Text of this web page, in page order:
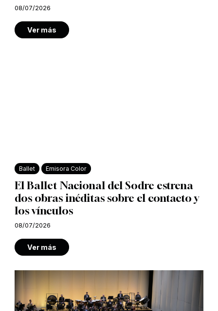
08/07/2026
Ver más
Ballet Emisora Color
El Ballet Nacional del Sodre estrena
dos obras inéditas sobre el contacto y
los vínculos
08/07/2026
Ver más